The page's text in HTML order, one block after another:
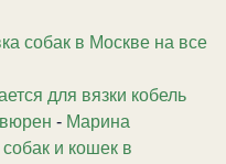
собак в Москве на все
для вязки кобель
- Марина
и кошек в